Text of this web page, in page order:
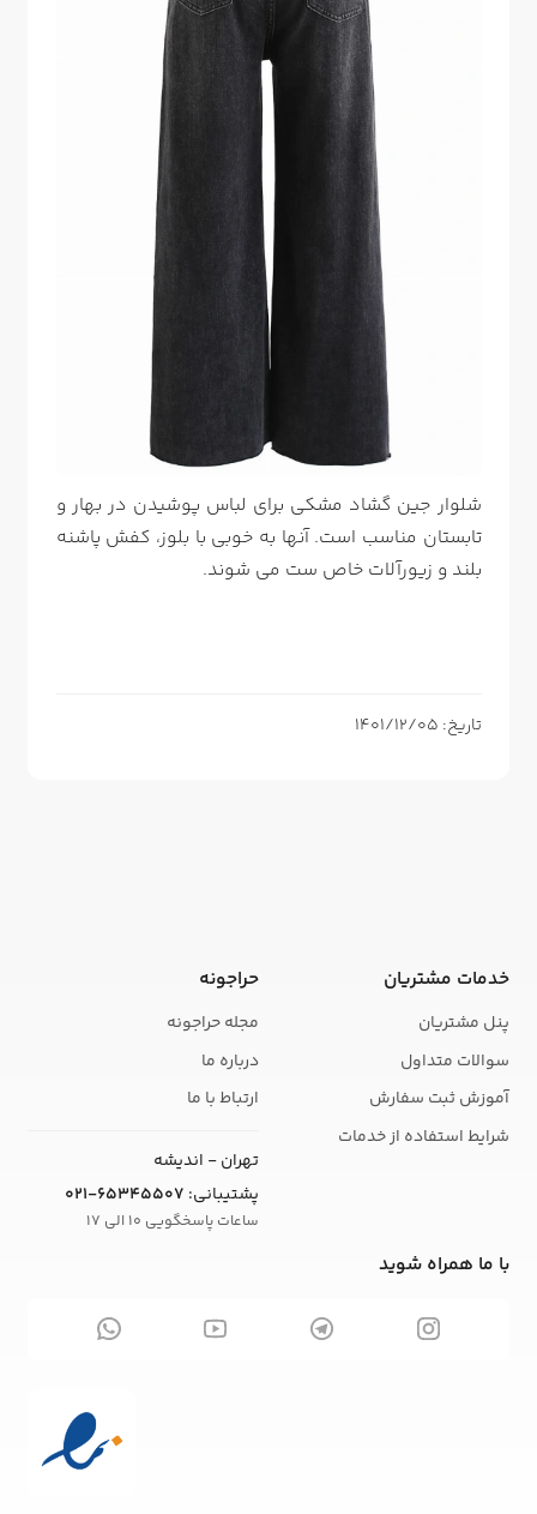
شلوار جین گشاد مشکی برای لباس پوشیدن در بهار و
تابستان مناسب است. آنها به خوبی با بلوز، کفش پاشنه
بلند و زیورآلات خاص ست می شوند.
تاریخ: 1401/12/05
خدمات مشتریان
پنل مشتریان
سوالات متداول
آموزش ثبت سفارش
شرایط استفاده از خدمات
حراجونه
مجله حراجونه
درباره ما
ارتباط با ما
تهران - اندیشه
پشتیبانی: 021-65345507
ساعات پاسخگویی 10 الی 17
با ما همراه شوید